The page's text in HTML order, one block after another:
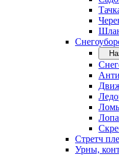
Стретч
Урны,